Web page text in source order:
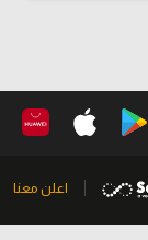
اعلن معنا